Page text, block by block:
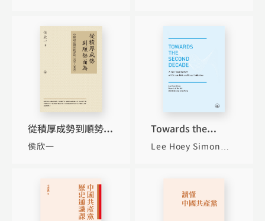
年文集
從積厚成勢到順勢而
為：中國政法體制的
侯欣一
Towards the
Second Decade: A
Ten-Year Review
Lee Hoey Simon